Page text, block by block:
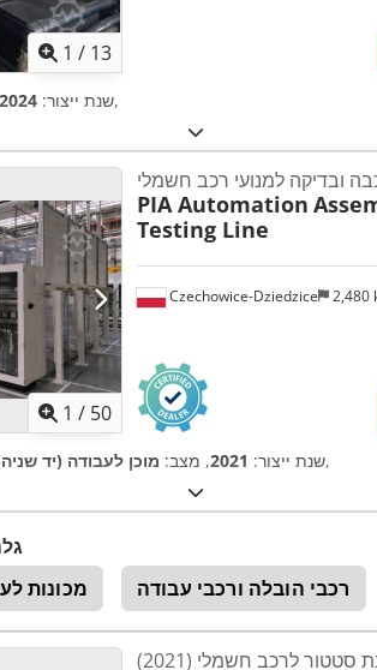
1 / 13
שנת ייצור: 2024 ,
1 / 50
Czechowice-Dziedzice 2,480
ובדיקה למנועי רכב חשמלי
PIA Automation
Testing Line
שנת ייצור: 2021, מצב: מוכן לעבודה (יד ,
מכונות
רכבי הובלה ורכבי עבודה
סטטור לרכב חשמלי (2021)